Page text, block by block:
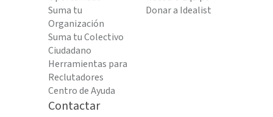
Suma tu
Organización
Suma tu Colectivo
Ciudadano
Herramientas para
Reclutadores
Centro de Ayuda
Donar a Idealist
Contactar